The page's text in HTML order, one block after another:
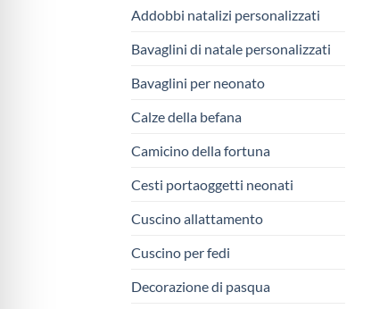
Addobbi natalizi personalizzati
Bavaglini di natale personalizzati
Bavaglini per neonato
Calze della befana
Camicino della fortuna
Cesti portaoggetti neonati
Cuscino allattamento
Cuscino per fedi
Decorazione di pasqua